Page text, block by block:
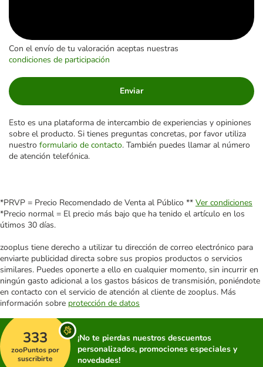
Con el envío de tu valoración aceptas nuestras
condiciones de participación
Enviar
Esto es una plataforma de intercambio de experiencias y opiniones
sobre el producto. Si tienes preguntas concretas, por favor utiliza
nuestro formulario de contacto. También puedes llamar al número
de atención telefónica.
*PRVP = Precio Recomendado de Venta al Público ** Ver condiciones
*Precio normal = El precio más bajo que ha tenido el artículo en los
útimos 30 días.
zooplus tiene derecho a utilizar tu dirección de correo electrónico para
enviarte publicidad directa sobre sus propios productos o servicios
similares. Puedes oponerte a ello en cualquier momento, sin incurrir en
ningún gasto adicional a los gastos básicos de transmisión, poniéndote
en contacto con el servicio de atención al cliente de zooplus. Más
información sobre protección de datos
333
zooPuntos por
suscribirte
¡No te pierdas nuestros descuentos
personalizados, promociones especiales y
novedades!